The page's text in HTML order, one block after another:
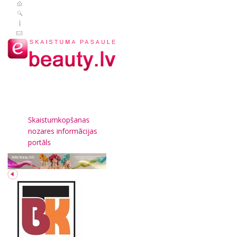
Skaistumkopšanas
nozares informācijas
portāls